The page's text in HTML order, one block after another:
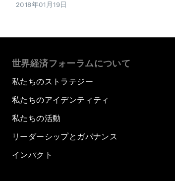
2018年01月19日
世界経済フォーラムについて
私たちのストラテジー
私たちのアイデンティティ
私たちの活動
リーダーシップとガバナンス
インパクト